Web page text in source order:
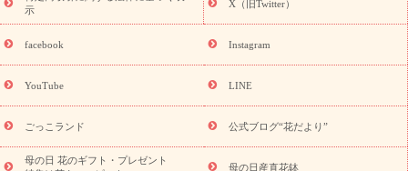
探す
誕生日フラワーギフト 誕生日フラワーギフト特集
誕生
日フラワーギフト商品一覧
ユリ トルコキキョウ
誕生花(トルコキキョウ)
9月の誕生花(リンドウ)
誕生日セット
ギフト
「きょう誕生日なんです」キャンペーン
用途から探す お祝いの花特集 当日配達特急便
お祝い商品
一覧
お祝い 新築・引っ越し祝い
結婚記念日
結婚祝い 出産祝い 退院祝い・快気祝い
還暦
祝い・長寿祝い
プチギフト ペットのお祝いフラワー
示
X（旧Twitter）
facebook Instagram
YouTube LINE
ごっこランド 公式ブログ“花だより”
母の日 花のギフト・プレゼント
母の日産直花鉢